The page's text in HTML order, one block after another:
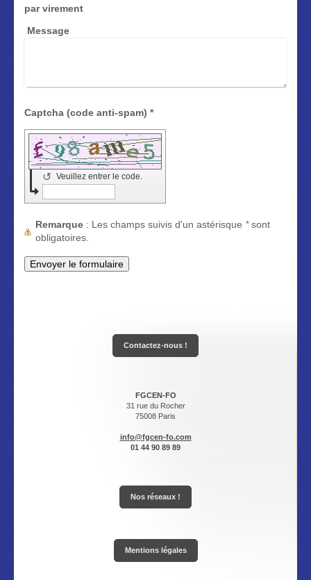
par virement
Message
Captcha (code anti-spam) *
Veuillez entrer le code.
↺
Remarque : Les champs suivis d'un astérisque *sont
obligatoires.
Contactez-nous !
FGCEN-FO
31 rue du Rocher
75008 Paris
info@fgcen-fo.com
01 44 90 89 89
Nos réseaux !
Mentions légales